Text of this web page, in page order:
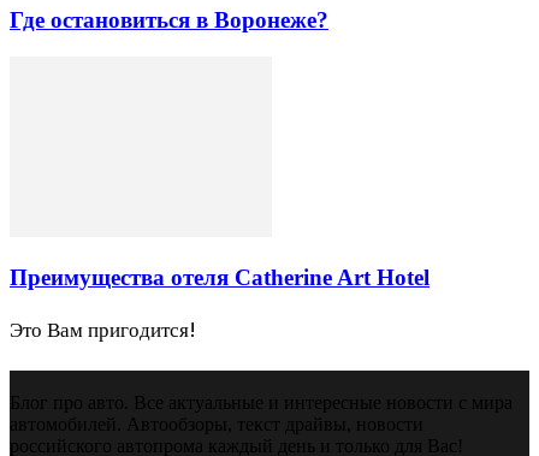
Где остановиться в Воронеже?
Преимущества отеля Catherine Art Hotel
Это Вам пригодится!
Блог про авто. Все актуальные и интересные новости с мира
автомобилей. Автообзоры, текст драйвы, новости
российского автопрома каждый день и только для Вас!